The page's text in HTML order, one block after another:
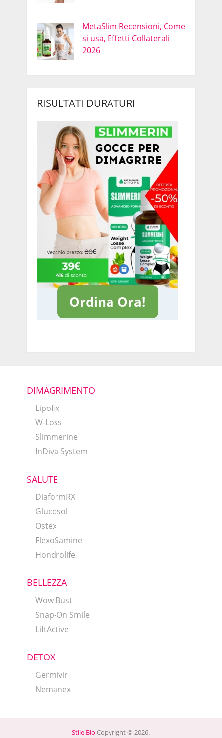
MetaSlim Recensioni, Come
si usa, Effetti Collaterali
2026
RISULTATI DURATURI
DIMAGRIMENTO
Lipofix
W-Loss
Slimmerine
InDiva System
SALUTE
DiaformRX
Glucosol
Ostex
FlexoSamine
Hondrolife
BELLEZZA
Wow Bust
Snap-On Smile
LiftActive
DETOX
Germivir
Nemanex
Stile Bio Copyright © 2026.